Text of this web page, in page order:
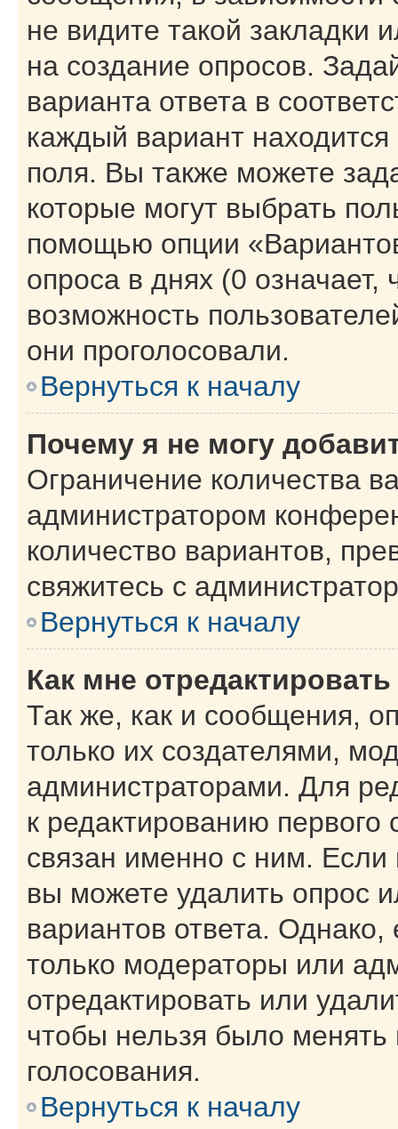
не видите такой
на создание опросов.
варианта ответа в
каждый вариант находится
поля. Вы также можете
которые могут выбрать
помощью опции
опроса в днях (0
возможность
они проголосовали.
Вернуться к началу
Почему я не могу
Ограничение количества
администратором
количество вариантов,
свяжитесь с
Вернуться к началу
Как мне
Так же, как и сообщения,
только их создателями,
администраторами. Для
к редактированию
связан именно с ним. Если
вы можете удалить опрос
вариантов ответа. Однако,
только модераторы или
отредактировать или
чтобы нельзя было
голосования.
Вернуться к началу